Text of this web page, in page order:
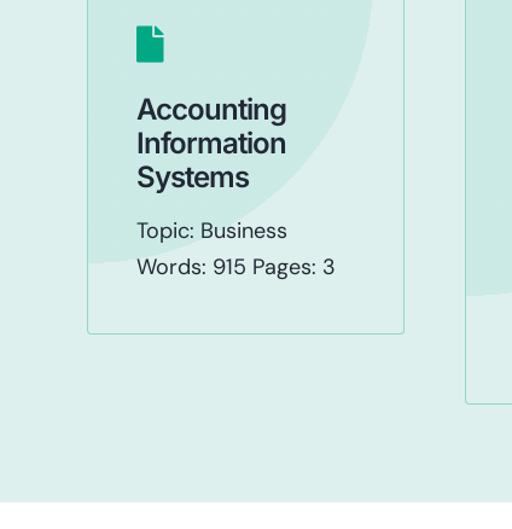
Accounting
Information
Systems
Topic: Business
Words: 915 Pages: 3